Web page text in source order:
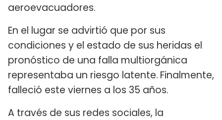
aeroevacuadores.
En el lugar se advirtió que por sus
condiciones y el estado de sus heridas el
pronóstico de una falla multiorgánica
representaba un riesgo latente. Finalmente,
falleció este viernes a los 35 años.
A través de sus redes sociales, la